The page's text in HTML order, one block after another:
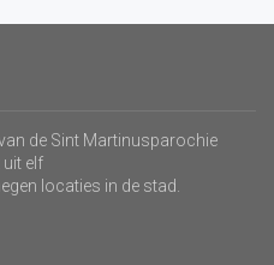
de Sint Martinusparochie
uit elf
locaties in de stad.